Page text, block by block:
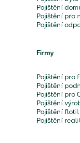
Pojištění
Pojištění pro
Pojištění
Firmy
Pojištění pro
Pojištění
Pojištění pro
Pojištění
Pojištění flotil
Pojištění